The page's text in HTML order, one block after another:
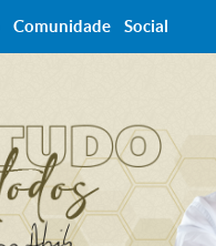
Comunidade Social